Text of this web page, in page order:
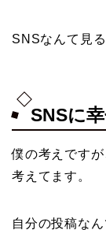
SNSなんて見
SNSに
僕の考えです
考えてます。
自分の投稿な